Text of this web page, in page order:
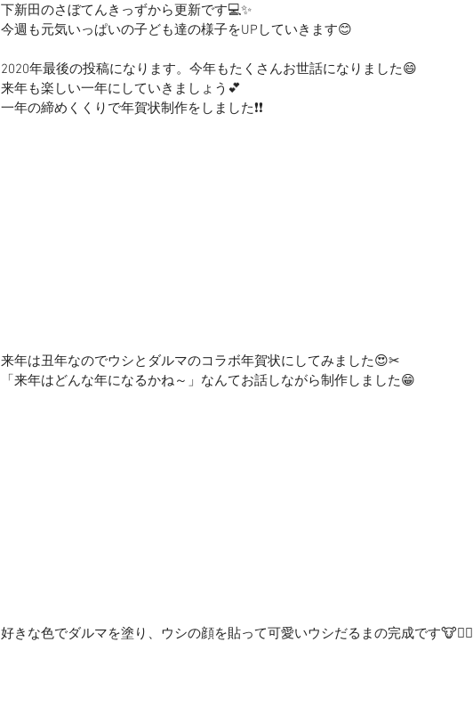
下新田のさぼてんきっずから更新です💻✨
今週も元気いっぱいの子ども達の様子をUPしていきます😊
2020年最後の投稿になります。今年もたくさんお世話になりました😄
来年も楽しい一年にしていきましょう💕
一年の締めくくりで年賀状制作をしました❗❗
来年は丑年なのでウシとダルマのコラボ年賀状にしてみました😍✂
「来年はどんな年になるかね～」なんてお話しながら制作しました😁
好きな色でダルマを塗り、ウシの顔を貼って可愛いウシだるまの完成です🐮👍🏻